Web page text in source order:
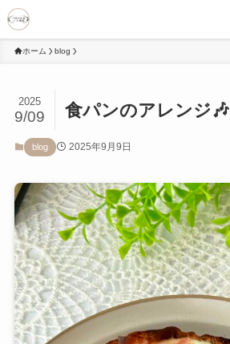
ホーム blog
食パンのアレンジ🎶
2025
9/09
blog 2025年9月9日